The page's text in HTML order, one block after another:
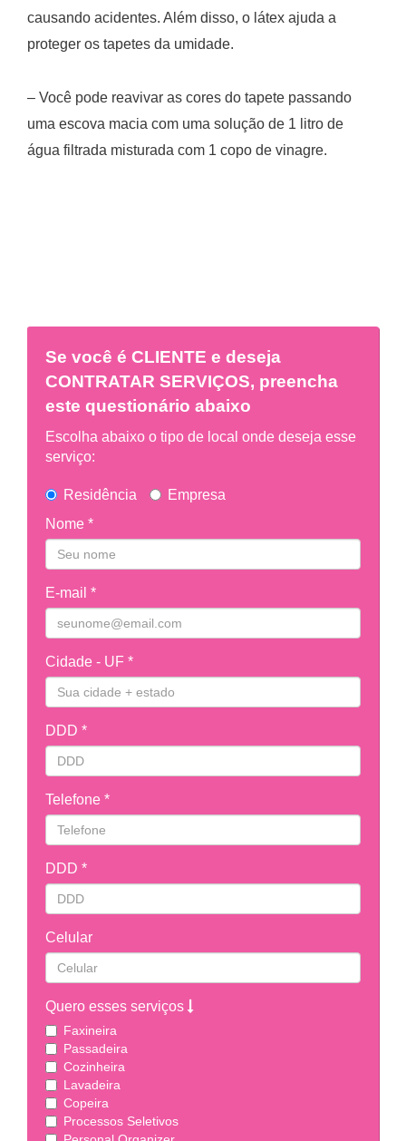
causando acidentes. Além disso, o látex ajuda a
proteger os tapetes da umidade.
– Você pode reavivar as cores do tapete passando
uma escova macia com uma solução de 1 litro de
água filtrada misturada com 1 copo de vinagre.
Se você é CLIENTE e deseja
CONTRATAR SERVIÇOS, preencha
este questionário abaixo
Escolha abaixo o tipo de local onde deseja esse
serviço:
Residência
Empresa
Nome *
E-mail *
Cidade - UF *
DDD *
Telefone *
DDD *
Celular
Quero esses serviços
Faxineira
Passadeira
Cozinheira
Lavadeira
Copeira
Processos Seletivos